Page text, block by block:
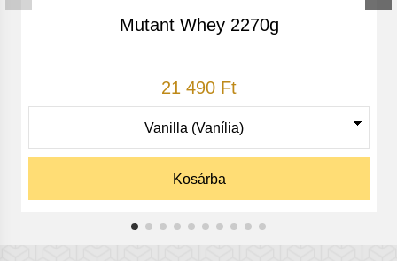
Mutant Whey 2270g
21 490 Ft
Kosárba